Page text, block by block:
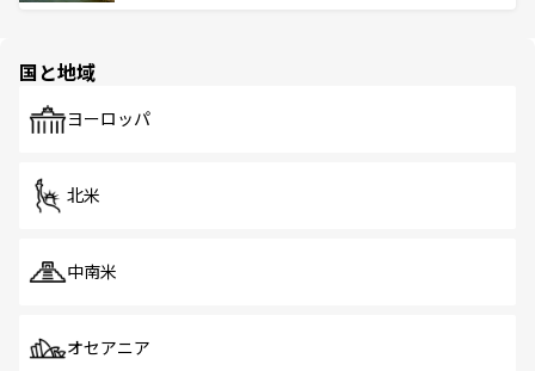
で、ホーカーズは地元の風情を楽しめる外せないスポット
国と地域
ヨーロッパ
北米
中南米
オセアニア